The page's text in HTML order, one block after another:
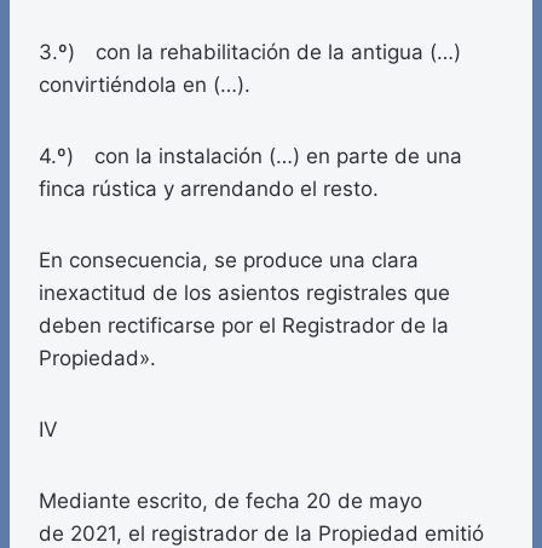
3.º) con la rehabilitación de la antigua (…)
convirtiéndola en (…).
4.º) con la instalación (…) en parte de una
finca rústica y arrendando el resto.
En consecuencia, se produce una clara
inexactitud de los asientos registrales que
deben rectificarse por el Registrador de la
Propiedad».
IV
Mediante escrito, de fecha 20 de mayo
de 2021, el registrador de la Propiedad emitió